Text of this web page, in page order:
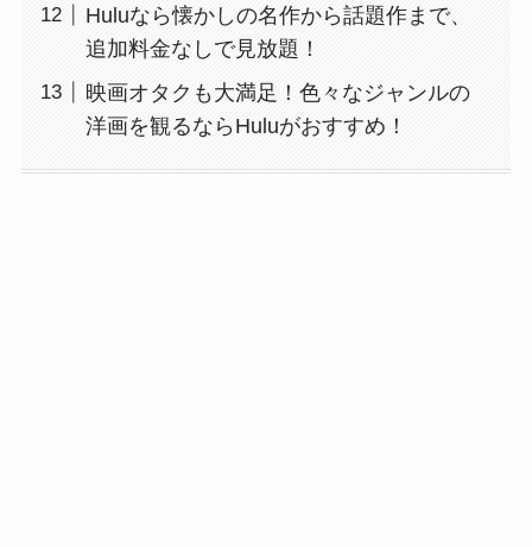
Huluなら懐かしの名作から話題作まで、
追加料金なしで見放題！
映画オタクも大満足！色々なジャンルの
洋画を観るならHuluがおすすめ！